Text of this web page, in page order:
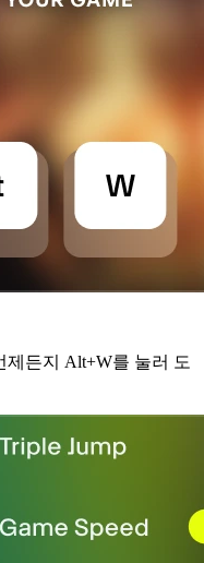
제든지 Alt+W를 눌러 도